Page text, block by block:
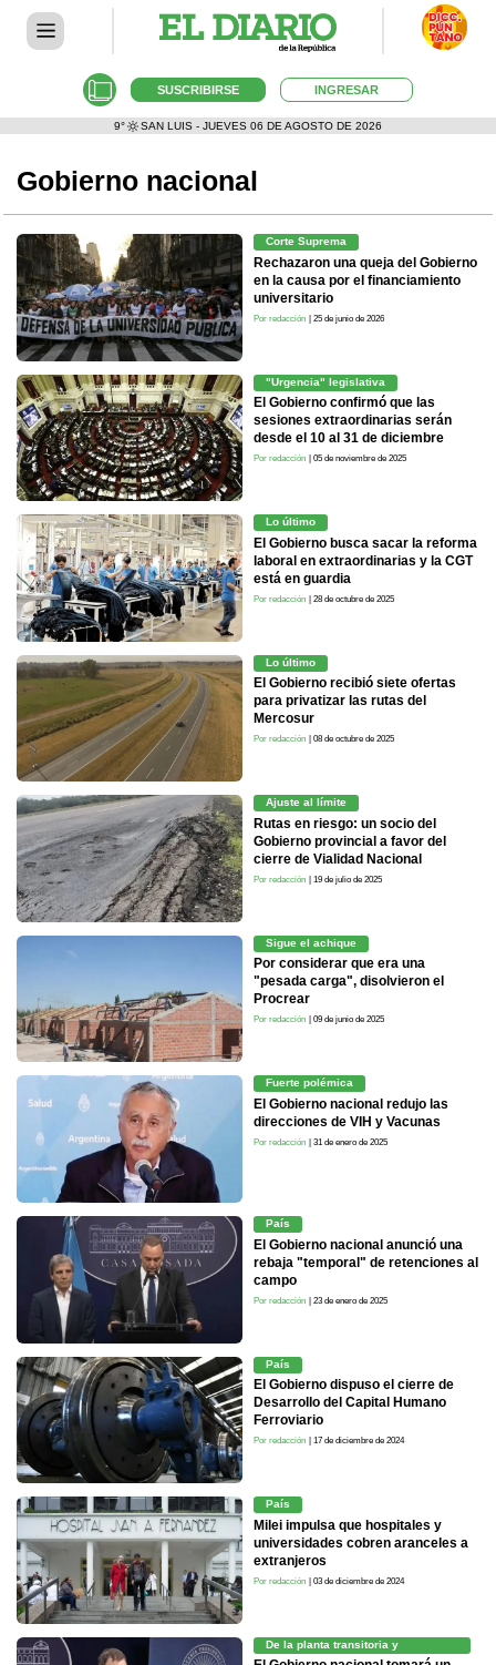
SUSCRIBIRSE INGRESAR
9° SAN LUIS - JUEVES 06 DE AGOSTO DE 2026
Gobierno nacional
Corte Suprema
Rechazaron una queja del Gobierno
en la causa por el financiamiento
universitario
Por redacción | 25 de junio de 2026
"Urgencia" legislativa
El Gobierno confirmó que las
sesiones extraordinarias serán
desde el 10 al 31 de diciembre
Por redacción | 05 de noviembre de 2025
Lo último
El Gobierno busca sacar la reforma
laboral en extraordinarias y la CGT
está en guardia
Por redacción | 28 de octubre de 2025
Lo último
El Gobierno recibió siete ofertas
para privatizar las rutas del
Mercosur
Por redacción | 08 de octubre de 2025
Ajuste al límite
Rutas en riesgo: un socio del
Gobierno provincial a favor del
cierre de Vialidad Nacional
Por redacción | 19 de julio de 2025
Sigue el achique
Por considerar que era una
"pesada carga", disolvieron el
Procrear
Por redacción | 09 de junio de 2025
Fuerte polémica
El Gobierno nacional redujo las
direcciones de VIH y Vacunas
Por redacción | 31 de enero de 2025
País
El Gobierno nacional anunció una
rebaja "temporal" de retenciones al
campo
Por redacción | 23 de enero de 2025
País
El Gobierno dispuso el cierre de
Desarrollo del Capital Humano
Ferroviario
Por redacción | 17 de diciembre de 2024
País
Milei impulsa que hospitales y
universidades cobren aranceles a
extranjeros
Por redacción | 03 de diciembre de 2024
De la planta transitoria y
contratados